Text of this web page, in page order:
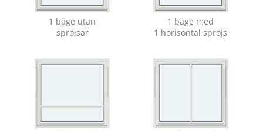
1 båge utan
spröjsar
1 båge med
1 horisontal spröjs